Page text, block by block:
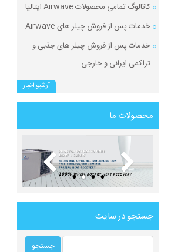
کاتالوگ تمامی محصولات Airwave ایتالیا
خدمات پس از فروش چیلر های Airwave
خدمات پس از فروش چیلر های جذبی و
تراکمی ایرانی و خارجی
آرشیو اخبار
محصولات ما
جستجو در سایت